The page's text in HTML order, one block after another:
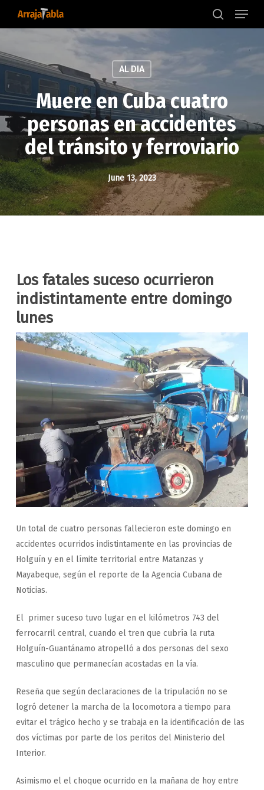
content
search
Menu
AL DIA
Muere en Cuba cuatro
personas en accidentes
del tránsito y ferroviario
June 13, 2023
Los fatales suceso ocurrieron
indistintamente entre domingo
lunes
Un total de cuatro personas fallecieron este domingo en
accidentes ocurridos indistintamente en las provincias de
Holguín y en el límite territorial entre Matanzas y
Mayabeque, según el reporte de la Agencia Cubana de
Noticias.
El primer suceso tuvo lugar en el kilómetros 743 del
ferrocarril central, cuando el tren que cubría la ruta
Holguín-Guantánamo atropelló a dos personas del sexo
masculino que permanecían acostadas en la vía.
Reseña que según declaraciones de la tripulación no se
logró detener la marcha de la locomotora a tiempo para
evitar el trágico hecho y se trabaja en la identificación de las
dos víctimas por parte de los peritos del Ministerio del
Interior.
Asimismo el el choque ocurrido en la mañana de hoy entre